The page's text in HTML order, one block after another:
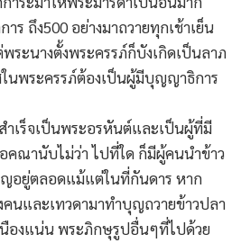
ร ถึง500 อย่างมาถวายทุกเช้าเย็น
ระนางตั้งพระครรภ์ก็บังเกิดเป็นลาภ
นพระครรภ์ต้องเป็นผู้มีบุญญาธิการ
ำเร็จเป็นพระอรหันต์และเป็นผู้ที่มี
คณานับไม่ว่า ไปที่ใด ก็มีผู้คนนำข้าว
อยู่ตลอดแม้แต่ในที่กันดาร หาก
นและเทวดามาทำบุญถวายข้าวปลา
นืองแน่น พระภิกษุรูปอื่นๆที่ไปด้วย